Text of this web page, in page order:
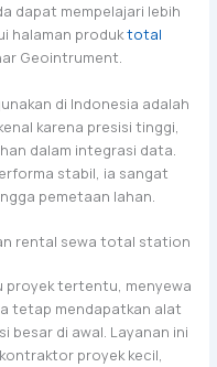
dapat mempelajari lebih
halaman produktotal
Geointrument.
di Indonesia adalah
karena presisi tinggi,
dalam integrasi data.
stabil, ia sangat
pemetaan lahan.
rental sewa total station
proyek tertentu, menyewa
tetap mendapatkan alat
besar di awal. Layanan ini
proyek kecil,